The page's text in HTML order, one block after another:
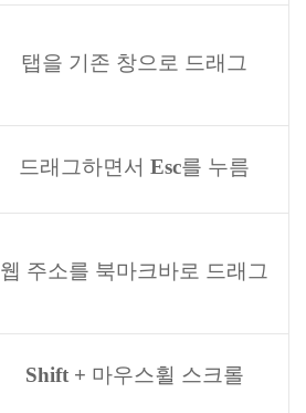
탭을 기존 창으로 드래그
드래그하면서 Esc를 누름
웹 주소를 북마크바로 드래그
Shift + 마우스휠 스크롤